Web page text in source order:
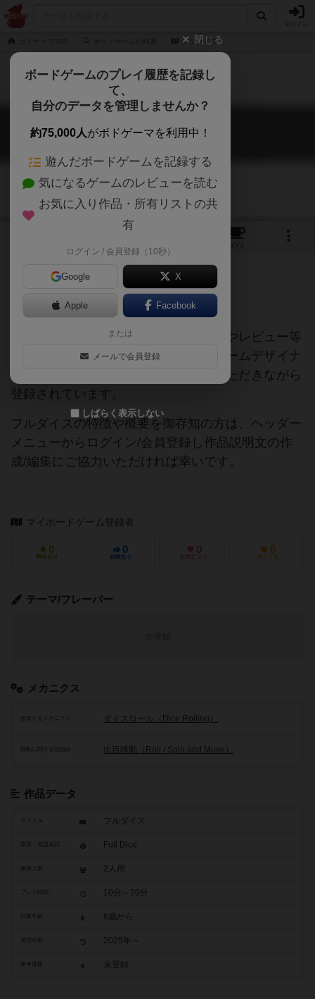
フルダイス
フルダイス
Full Dice
カフェ
ご協力ください
当サイトに掲載されている作品説明文やレビュー等
の情報は、ボドゲーマ運営事務局・ゲームデザイナ
ーご本人様・有志の皆様にご協力をいただきながら
登録されています。
フルダイスの特徴や概要を御存知の方は、ヘッダー
メニューからログイン/会員登録し作品説明文の作
成/編集にご協力いただければ幸いです。
マイボードゲーム登録者
0
興味あり
0
経験あり
0
お気に入り
0
持ってる
テーマ/フレーバー
メカニクス
頻出するメカニクス ダイスロール（Dice Rolling）
移動に関する仕組み 出目移動（Roll / Spin and Move）
作品データ
タイトル フルダイス
Full Dice
参加人数 2人用
10分～20分
6歳から
2025年～
参考価格 未登録
閉じる
ボードゲームのプレイ履歴を記録し
て、
自分のデータを管理しませんか？
約75,000人がボドゲーマを利用中！
遊んだボードゲームを記録する
気になるゲームのレビューを読む
お気に入り作品・所有リストの共
有
ログイン / 会員登録（10秒）
Google X
Apple Facebook
または
メールで会員登録
しばらく表示しない